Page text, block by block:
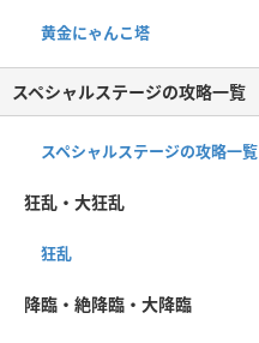
黄金にゃんこ塔
スペシャルステージの攻略一覧
スペシャルステージの攻略一覧
狂乱・大狂乱
狂乱
降臨・絶降臨・大降臨